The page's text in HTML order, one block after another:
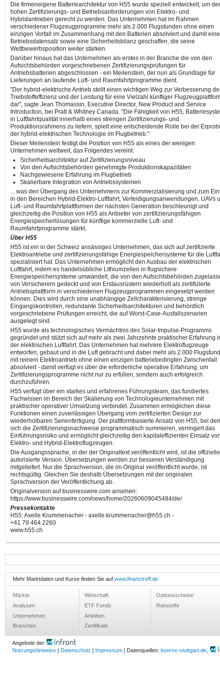
Die firmeneigene Batteriearchitektur von H55 wurde speziell entwickelt, um
hohen Zertifizierungs- und Betriebsanforderungen von Elektro- und
Hybridantrieben gerecht zu werden. Das Unternehmen hat im Rahmen
verschiedener Flugzeugprogramme mehr als 2.000 Flugstunden ohne einen
einzigen Vorfall im Zusammenhang mit den Batterien absolviert und damit
Betriebsdatensatz sowie eine Sicherheitsbilanz geschaffen, die seine
Wettbewerbsposition weiter stärken.
Darüber hinaus hat das Unternehmen als erstes in der Branche die von den
Aufsichtsbehörden vorgeschriebenen Zertifizierungsprüfungen für
Antriebsbatterien abgeschlossen - ein Meilenstein, der nun als Grundlage für
Lieferungen an laufende Luft- und Raumfahrtprogramme dient.
"Der hybrid-elektrische Antrieb stellt einen wichtigen Weg zur Verbesserung
Treibstoffeffizienz und der Leistung für eine Vielzahl künftiger
dar", sagte Jean Thomassin, Executive Director, New Product and Service
Introduction, bei Pratt & Whitney Canada. "Die Fähigkeit von H55,
in Luftfahrtqualität innerhalb eines strengen Zertifizierungs- und
Produktionsrahmens zu liefern, spielt eine entscheidende Rolle bei der
der hybrid-elektrischen Technologie im Flugbetrieb."
Dieser Meilenstein festigt die Position von H55 als eines der wenigen
Unternehmen weltweit, das Folgendes vereint:
Sicherheitsarchitektur auf Zertifizierungsniveau
Von den Aufsichtsbehörden genehmigte Produktionskapazitäten
Nachgewiesene Erfahrung im Flugbetrieb
Skalierbare Integration von Antriebssystemen
... was den Übergang des Unternehmens zur Kommerzialisierung und zum
in den Bereichen Hybrid-Elektro-Luftfahrt, Verteidigungsanwendungen, UAVs
Luft- und Raumfahrtplattformen der nächsten Generation beschleunigt und
gleichzeitig die Position von H55 als Anbieter von zertifizierungsfähigen
Energiespeicherlösungen für künftige kommerzielle Luft- und
Raumfahrtprogramme stärkt.
Über H55
H55 ist ein in der Schweiz ansässiges Unternehmen, das sich auf zertifizierte
Elektroantriebe und zertifizierungsfähige Energiespeichersysteme für die
spezialisiert hat. Das Unternehmen ermöglicht den Ausbau der elektrischen
Luftfahrt, indem es handelsübliche Lithiumzellen in flugsichere
Energiespeichersysteme umwandelt, die von den Aufsichtsbehörden
von Versicherern gedeckt und von Erstausrüstern wiederholt als zertifizierte
Antriebsplattform in verschiedenen Flugzeugprogrammen eingesetzt werden
können. Dies wird durch eine unabhängige Zellcharakterisierung, strenge
Eingangskontrollen, redundante Sicherheitsarchitekturen und behördlich
vorgeschriebene Prüfungen erreicht, die auf Worst-Case-Ausfallszenarien
ausgelegt sind.
H55 wurde als technologisches Vermächtnis des Solar-Impulse-Programms
gegründet und stützt sich auf mehr als zwei Jahrzehnte praktischer Erfahrung
der elektrischen Luftfahrt. Das Unternehmen hat mehrere Elektroflugzeuge
entworfen, gebaut und in die Luft gebracht und dabei mehr als 2.000
mit reinem Elektroantrieb ohne einen einzigen batteriebedingten Zwischenfall
absolviert - damit verfügt es über die erforderliche operative Erfahrung, um
Zertifizierungsprogramme nicht nur zu erfüllen, sondern auch erfolgreich
durchzuführen.
H55 verfügt über ein starkes und erfahrenes Führungsteam, das fundiertes
Fachwissen im Bereich der Skalierung von Technologieunternehmen mit
praktischer operativer Umsetzung verbindet. Zusammen ermöglichen diese
Funktionen einen zuverlässigen Übergang vom zertifizierten Design zur
wiederholbaren Serienfertigung. Der plattformbasierte Ansatz von H55, bei
sich die Zertifizierungsnachweise programmatisch summieren, verringert das
Einführungsrisiko und ermöglicht gleichzeitig den kapitaleffizienten Einsatz
Elektro- und Hybrid-Elektroflugzeugen.
Die Ausgangssprache, in der der Originaltext veröffentlicht wird, ist die
autorisierte Version. Übersetzungen werden zur besseren Verständigung
mitgeliefert. Nur die Sprachversion, die im Original veröffentlicht wurde, ist
rechtsgültig. Gleichen Sie deshalb Übersetzungen mit der originalen
Sprachversion der Veröffentlichung ab.
Originalversion auf businesswire.com ansehen:
https://www.businesswire.com/news/home/20260609045484/de/
Pressekontakte
H55: Axelle Krummenacher - axelle.krummenacher@h55.ch -
+41 79 464 2260
www.h55.ch
Mehr Marktdaten und Kurse finden Sie auf www.finanztreff.de
Märkte
Analysen
Unternehmen
Branchen
Wirtschaft
ETF Fonds
Anleihen
Zertifikate
Optionsscheine
Rohstoffe
Angebote der
Nutzungshinweise | Datenschutz | Impressum | Datenquellen: boerse-stuttgart.de